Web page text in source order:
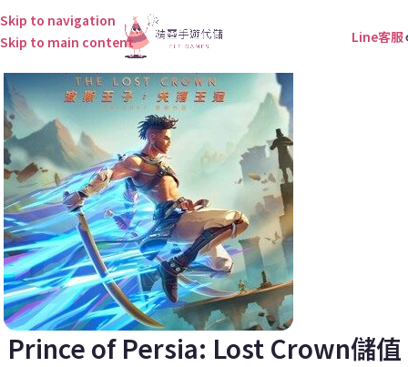
Skip to navigation
Skip to main content
Line客服
Prince of Persia: Lost Crown儲值